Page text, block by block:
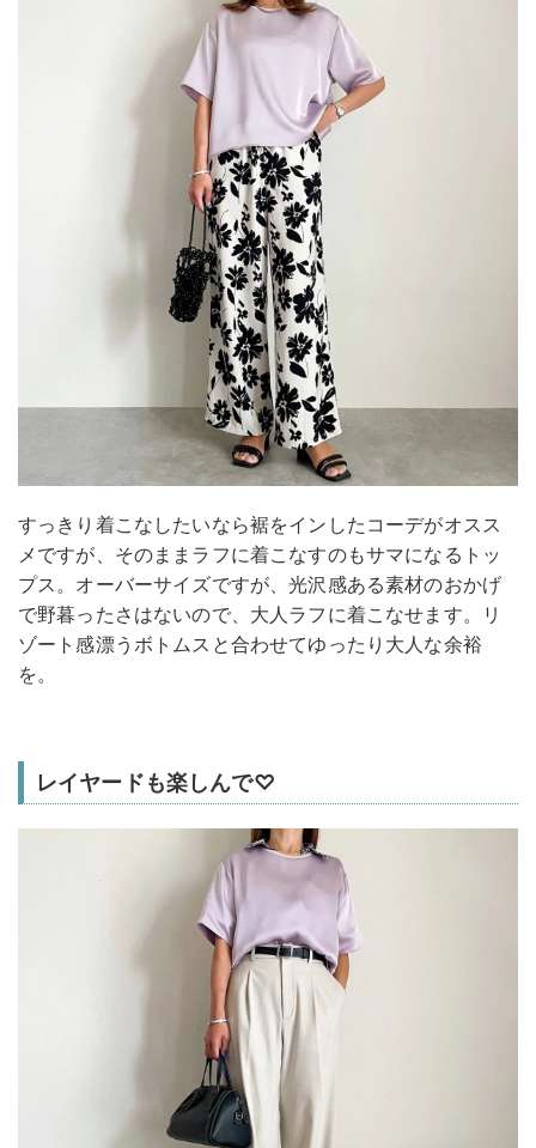
すっきり着こなしたいなら裾をインしたコーデがオスス
メですが、そのままラフに着こなすのもサマになるトッ
プス。オーバーサイズですが、光沢感ある素材のおかげ
で野暮ったさはないので、大人ラフに着こなせます。リ
ゾート感漂うボトムスと合わせてゆったり大人な余裕
を。
レイヤードも楽しんで♡